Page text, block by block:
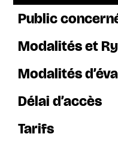
Public
Modalités et
Modalités
Délai d’accès
Tarifs